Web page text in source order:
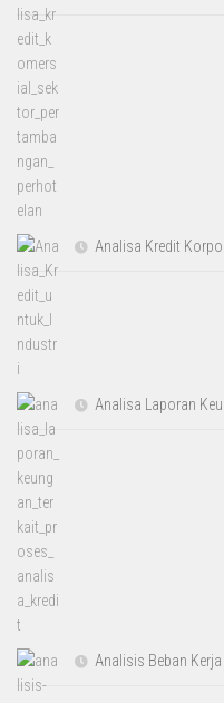
Analisa Kredit
Analisa Laporan
Analisis Beban Kerja